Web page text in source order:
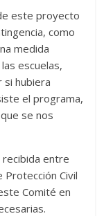
este proyecto
como
medida
escuelas,
si hubiera
el programa,
se nos
entre
Civil
Comité en